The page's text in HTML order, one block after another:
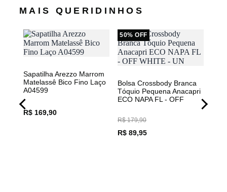
MAIS QUERIDINHOS
Sapatilha Arezzo Marrom
Matelassê Bico Fino Laço
A04599
R$ 169,90
50% OFF
Bolsa Crossbody Branca
Tóquio Pequena Anacapri
ECO NAPA FL - OFF
R$ 179,90
R$ 89,95